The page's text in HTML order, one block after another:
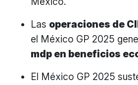
Las operaciones de
el México GP 2025
mdp en beneficios
El México GP 2025